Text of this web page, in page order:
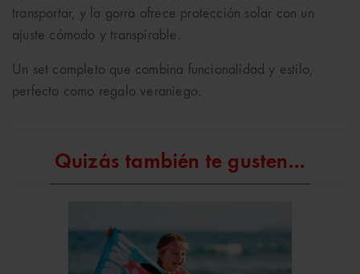
transportar, y la gorra ofrece protección solar con un
ajuste cómodo y transpirable.
Un set completo que combina funcionalidad y estilo,
perfecto como regalo veraniego.
Quizás también te gusten...